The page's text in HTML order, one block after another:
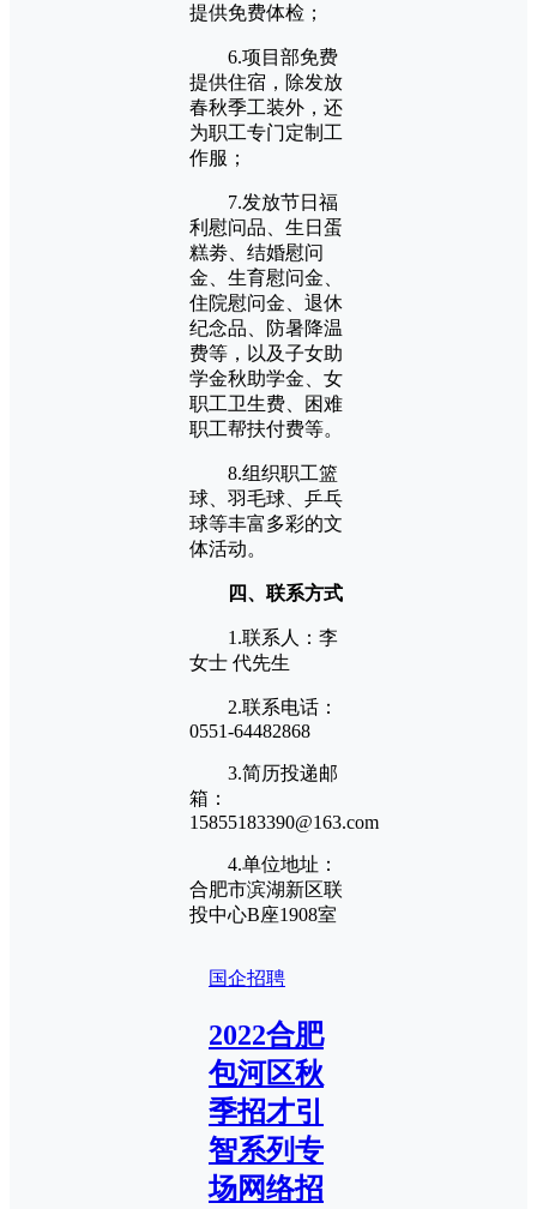
提供免费体检；
6.项目部免费
提供住宿，除发放
春秋季工装外，还
为职工专门定制工
作服；
7.发放节日福
利慰问品、生日蛋
糕劵、结婚慰问
金、生育慰问金、
住院慰问金、退休
纪念品、防暑降温
费等，以及子女助
学金秋助学金、女
职工卫生费、困难
职工帮扶付费等。
8.组织职工篮
球、羽毛球、乒乓
球等丰富多彩的文
体活动。
四、联系方式
1.联系人：李
女士 代先生
2.联系电话：
0551-64482868
3.简历投递邮
箱：
15855183390@163.com
4.单位地址：
合肥市滨湖新区联
投中心B座1908室
国企招聘
2022合肥
包河区秋
季招才引
智系列专
场网络招